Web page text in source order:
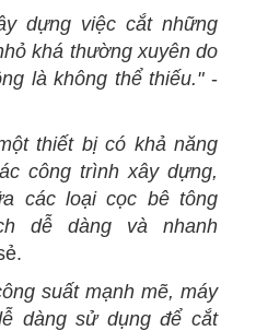
dựng việc cắt những
khá thường xuyên do
là không thể thiếu."-
thiết bị có khả năng
công trình xây dựng,
các loại cọc bê tông
dễ dàng và nhanh
suất mạnh mẽ, máy
dàng sử dụng để cắt